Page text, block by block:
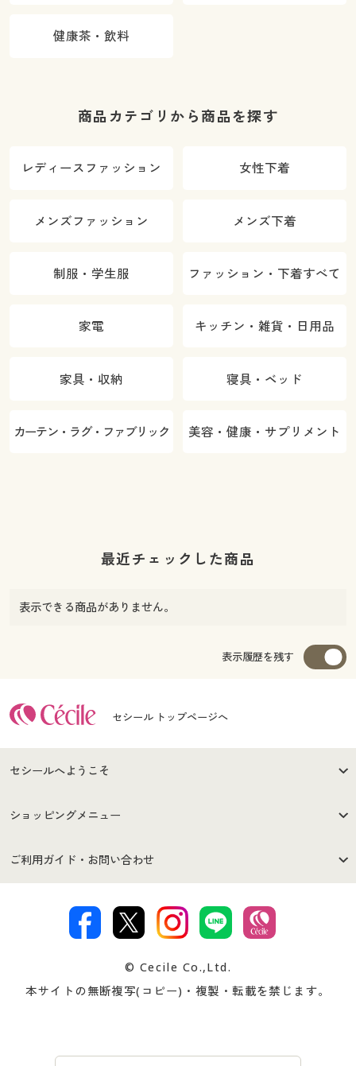
健康茶・飲料
商品カテゴリから商品を探す
レディースファッション 女性下着
メンズファッション メンズ下着
制服・学生服 ファッション・下着すべて
家電 キッチン・雑貨・日用品
家具・収納 寝具・ベッド
カーテン・ラグ・ファブリック 美容・健康・サプリメント
最近チェックした商品
表示できる商品がありません。
表示履歴を残す
セシール トップページへ
セシールへようこそ
はじめての方へ
セシールご利用規約
著作権・商標について 会社案内
ショッピングメニュー
商品カテゴリ
プレゼント＆キャンペーン サイトマップ
ご利用ガイド・お問い合わせ
交換・返品は お支払は
ついて
忘れの場合
© Cecile Co.,Ltd.
本サイトの無断複写(コピー)・複製・転載を禁じます。